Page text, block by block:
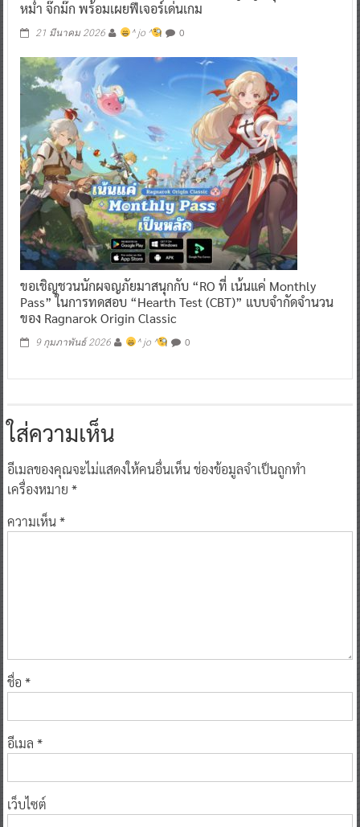
หม่ำ จ๊กม๊ก พร้อมเผยฟีเจอร์เด่นเกม
21 มีนาคม 2026 ^ jo ^ 0
ขอเชิญชวนนักผจญภัยมาสนุกกับ “RO ที่ เน้นแค่ Monthly
Pass” ในการทดสอบ “Hearth Test (CBT)” แบบจำกัดจำนวน
ของ Ragnarok Origin Classic
9 กุมภาพันธ์ 2026 ^ jo ^ 0
ใส่ความเห็น
อีเมลของคุณจะไม่แสดงให้คนอื่นเห็นช่องข้อมูลจำเป็นถูกทำ
เครื่องหมาย *
ความเห็น*
ชื่อ *
อีเมล *
เว็บไซต์